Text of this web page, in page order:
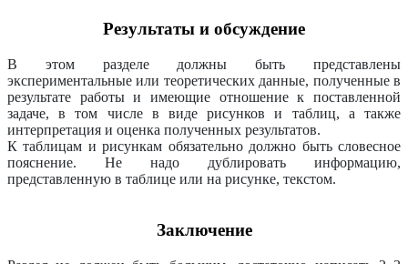
Результаты и обсуждение
В этом разделе должны быть представлены
экспериментальные или теоретических данные, полученные в
результате работы и имеющие отношение к поставленной
задаче, в том числе в виде рисунков и таблиц, а также
интерпретация и оценка полученных результатов.
К таблицам и рисункам обязательно должно быть словесное
пояснение. Не надо дублировать информацию,
представленную в таблице или на рисунке, текстом.
Заключение